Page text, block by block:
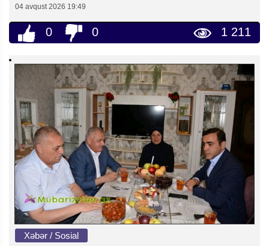
04 avqust 2026 19:49
0 0 1 211
Xəbər / Sosial